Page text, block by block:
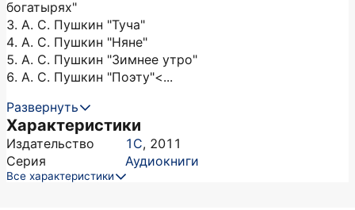
богатырях"
3. А. С. Пушкин "Туча"
4. А. С. Пушкин "Няне"
5. А. С. Пушкин "Зимнее утро"
6. А. С. Пушкин "Поэту"<...
Развернуть
Характеристики
Издательство 1С, 2011
Серия
Аудиокниги
Все характеристики